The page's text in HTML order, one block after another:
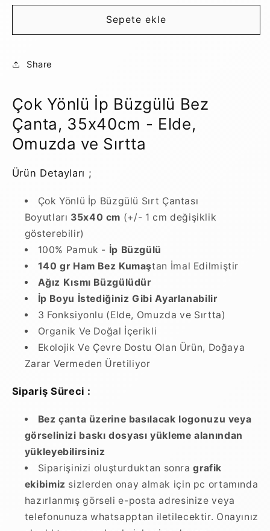
Sırtta
adedi
azaltın
için
adedi
artırın
Sepete ekle
Share
Çok Yönlü İp Büzgülü Bez
Çanta, 35x40cm - Elde,
Omuzda ve Sırtta
Ürün Detayları ;
Çok Yönlü İp Büzgülü Sırt Çantası
Boyutları 35x40 cm (+/- 1 cm değişiklik
gösterebilir)
100% Pamuk - İp Büzgülü
140 gr Ham Bez Kumaştan İmal Edilmiştir
Ağız Kısmı Büzgülüdür
İp Boyu İstediğiniz Gibi Ayarlanabilir
3 Fonksiyonlu (Elde, Omuzda ve Sırtta)
Organik Ve Doğal İçerikli
Ekolojik Ve Çevre Dostu Olan Ürün, Doğaya
Zarar Vermeden Üretiliyor
Sipariş Süreci :
Bez çanta üzerine basılacak logonuzu veya
görselinizi baskı dosyası yükleme alanından
yükleyebilirsiniz
Siparişinizi oluşturduktan sonragrafik
ekibimiz sizlerden onay almak için pc ortamında
hazırlanmış görseli e-posta adresinize veya
telefonunuza whatsapptan iletilecektir. Onayınız